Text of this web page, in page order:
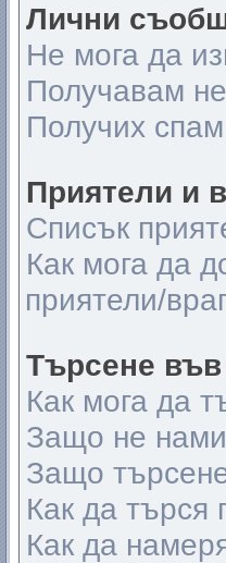
Лични
Не мога да
Получавам
Получих
Приятели и
Списък
Как мога да
приятели/
Търсене
Как мога да
Защо не
Защо
Как да търся
Как да